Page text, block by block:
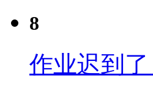
8
作业迟到